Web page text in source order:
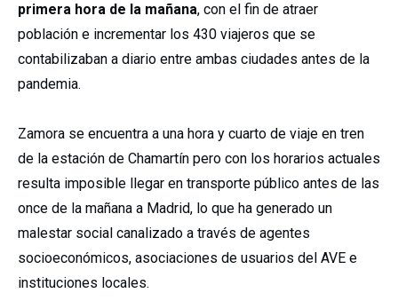
primera hora de la mañana, con el fin de atraer
población e incrementar los 430 viajeros que se
contabilizaban a diario entre ambas ciudades antes de la
pandemia.
Zamora se encuentra a una hora y cuarto de viaje en tren
de la estación de Chamartín pero con los horarios actuales
resulta imposible llegar en transporte público antes de las
once de la mañana a Madrid, lo que ha generado un
malestar social canalizado a través de agentes
socioeconómicos, asociaciones de usuarios del AVE e
instituciones locales.